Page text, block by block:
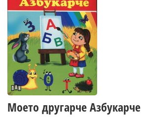
Моето другарче Азбукарче